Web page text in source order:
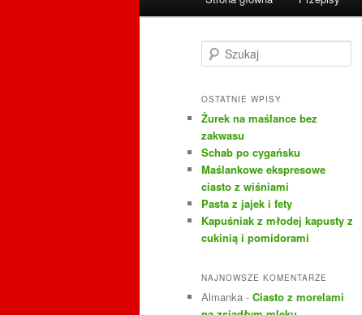
z
k
a
j
OSTATNIE WPISY
Żurek na maślance bez
zakwasu
Schab po cygańsku
Maślankowe ekspresowe
ciasto z wiśniami
Pasta z jajek i fety
Kapuśniak z młodej kapusty z
cukinią i pomidorami
NAJNOWSZE KOMENTARZE
Almanka - Ciasto z morelami